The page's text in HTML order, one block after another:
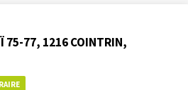
75-77, 1216 COINTRIN,